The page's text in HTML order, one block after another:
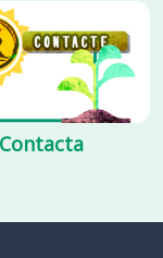
Contacta